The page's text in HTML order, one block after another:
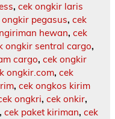
, cek ongkir laris
ongkir pegasus, cek
hewan, cek
ongkir sentral cargo,
cargo, cek ongkir
ongkir.com, cek
, cek ongkos kirim
ongkri, cek onkir,
, cek paket kiriman, cek